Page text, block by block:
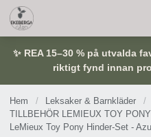
✨ REA 15–30 % på utvalda
riktigt fynd innan
Hem / Leksaker & Barnkläder /
TILLBEHÖR LEMIEUX TOY PONY
LeMieux Toy Pony Hinder-Set -